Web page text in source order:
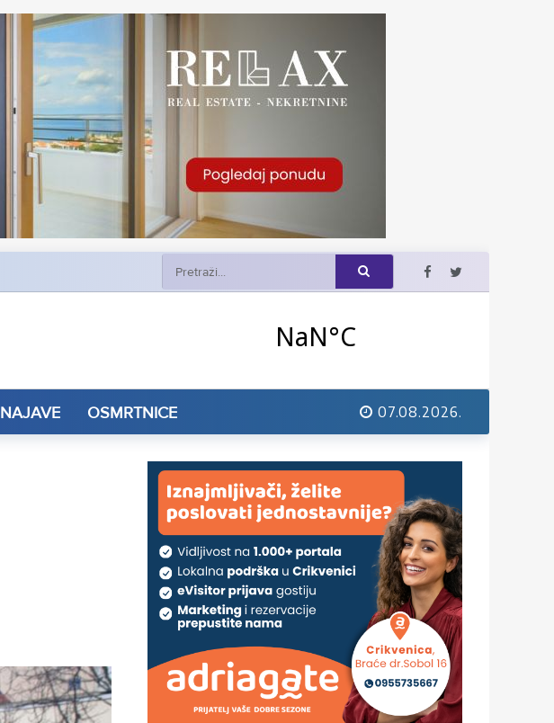
NAJAVE OSMRTNICE 07.08.2026.